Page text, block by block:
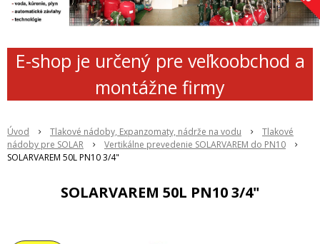
E-shop je určený pre veľkoobchod a
montážne firmy
Úvod Tlakové nádoby, Expanzomaty, nádrže na vodu
Tlakové
nádoby pre SOLAR
Vertikálne prevedenie SOLARVAREM do PN10
SOLARVAREM 50L PN10 3/4"
SOLARVAREM 50L PN10 3/4"